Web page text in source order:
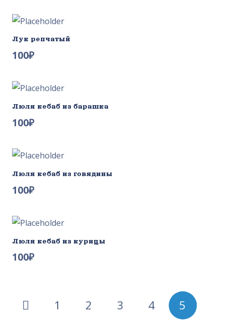
Лук репчатый
100₽
Люля кебаб из барашка
100₽
Люля кебаб из говядины
100₽
Люля кебаб из курицы
100₽
Пагинация
1 2 3 4 5